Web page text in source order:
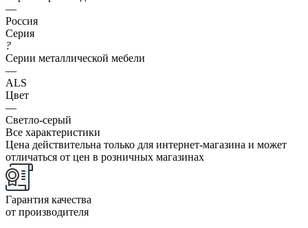
—
Россия
Серия
?
Серии металлической мебели
—
ALS
Цвет
—
Светло-серый
Все характеристики
Цена действительна только для интернет-магазина и может
отличаться от цен в розничных магазинах
Гарантия качества
от производителя